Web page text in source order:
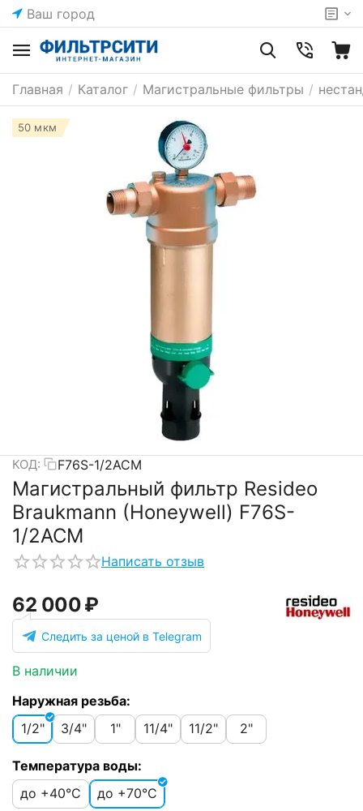
Ваш город
Главная / Каталог / Магистральные фильтры /
50 мкм
КОД: F76S-1/2ACM
Магистральный фильтр Resideo
Braukmann (Honeywell) F76S-
1/2ACM
Написать отзыв
62 000₽
Следить за ценой в Telegram
В наличии
Наружная резьба:
1/2"
3/4" 1" 11/4" 11/2" 2"
Температура воды:
до +40°C
до +70°C